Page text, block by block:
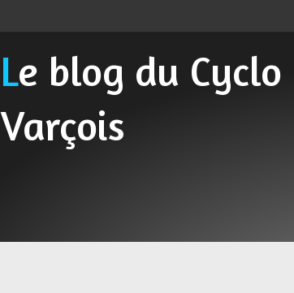
Le blog du Cyclo Randonneur
Varçois